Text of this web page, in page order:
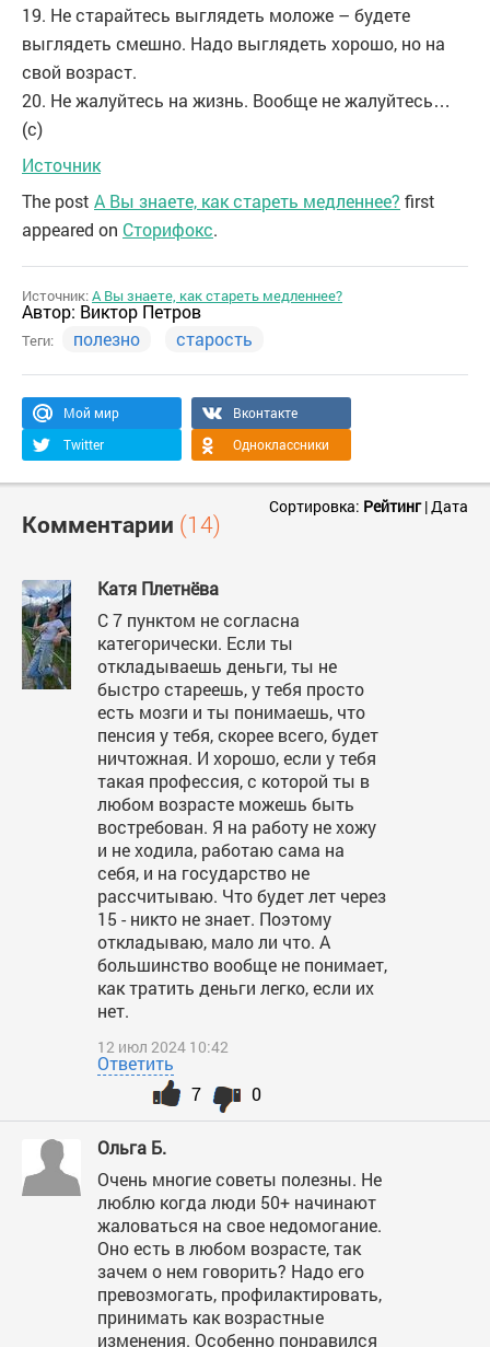
19. Не старайтесь выглядеть моложе – будете
выглядеть смешно. Надо выглядеть хорошо, но на
свой возраст.
20. Не жалуйтесь на жизнь. Вообще не жалуйтесь…
(c)
Источник
The post А Вы знаете, как стареть медленнее? first
appeared on Сторифокс.
Источник:А Вы знаете, как стареть медленнее?
Автор: Виктор Петров
Теги: полезно старость
Мой мир
Вконтакте
Twitter
Одноклассники
Комментарии (14)
Сортировка: Рейтинг|Дата
Катя Плетнёва
С 7 пунктом не согласна
категорически. Если ты
откладываешь деньги, ты не
быстро стареешь, у тебя просто
есть мозги и ты понимаешь, что
пенсия у тебя, скорее всего, будет
ничтожная. И хорошо, если у тебя
такая профессия, с которой ты в
любом возрасте можешь быть
востребован. Я на работу не хожу
и не ходила, работаю сама на
себя, и на государство не
рассчитываю. Что будет лет через
15 - никто не знает. Поэтому
откладываю, мало ли что. А
большинство вообще не понимает,
как тратить деньги легко, если их
нет.
12 июл 2024 10:42
Ответить
0
7
Ольга Б.
Очень многие советы полезны. Не
люблю когда люди 50+ начинают
жаловаться на свое недомогание.
Оно есть в любом возрасте, так
зачем о нем говорить? Надо его
превозмогать, профилактировать,
принимать как возрастные
изменения. Особенно понравился